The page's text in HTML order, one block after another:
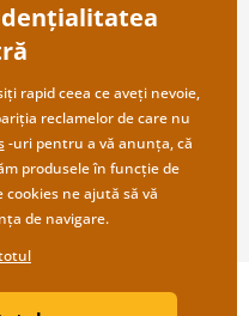
noi
frecvente
angro
Dovido.ro.
rapid ceea ce aveți nevoie,
reclamelor de care nu
-uri pentru a vă anunța, că
produsele în funcție de
ne ajută să vă
de navigare.